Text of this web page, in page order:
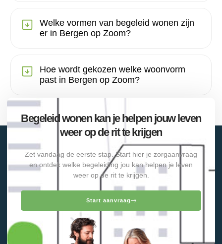
Welke vormen van begeleid wonen zijn
er in Bergen op Zoom?
Hoe wordt gekozen welke woonvorm
past in Bergen op Zoom?
Begeleid wonen kan je helpen jouw leven
weer op de rit te krijgen
Zet vandaag de eerste stap. Start hier je zorgaanvraag
en ontdek welke begeleiding jou kan helpen je leven
weer op de rit te krijgen.
Start aanvraag